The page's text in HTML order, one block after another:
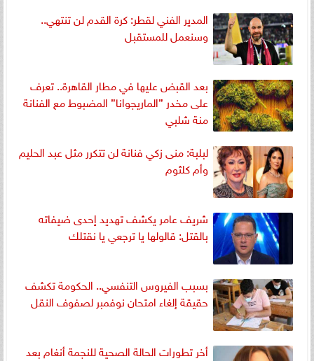
المدير الفني لقطر: كرة القدم لن تنتهي..
وسنعمل للمستقبل
بعد القبض عليها في مطار القاهرة.. تعرف
على مخدر ”الماريجوانا” المضبوط مع الفنانة
منة شلبي
لبلبة: منى زكي فنانة لن تتكرر مثل عبد الحليم
وأم كلثوم
شريف عامر يكشف تهديد إحدى ضيفاته
بالقتل: قالولها يا ترجعي يا نقتلك
بسبب الفيروس التنفسي.. الحكومة تكشف
حقيقة إلغاء امتحان نوفمبر لصفوف النقل
أخر تطورات الحالة الصحية للنجمة أنغام بعد